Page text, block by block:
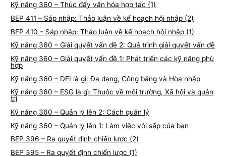
Kỹ năng 360 – Thúc đẩy văn hóa hợp tác (1)
BEP 411 – Sáp nhập: Thảo luận về kế hoạch hội nhập (2)
BEP 410 – Sáp nhập: Thảo luận về kế hoạch hội nhập (1)
Kỹ năng 360 – Giải quyết vấn đề 2: Quá trình giải quyết vấn đề
Kỹ năng 360 – Giải quyết vấn đề 1: Phát triển các kỹ năng phù
hợp
Kỹ năng 360 – DEI là gì: Đa dạng, Công bằng và Hòa nhập
Kỹ năng 360 – ESG là gì: Thuộc về môi trường, Xã hội và quản
trị
Kỹ năng 360 – Quản lý lên 2: Cách quản lý
Kỹ năng 360 – Quản lý lên 1: Làm việc với sếp của bạn
BEP 396 – Ra quyết định chiến lược (2)
BEP 395 – Ra quyết định chiến lược (1)